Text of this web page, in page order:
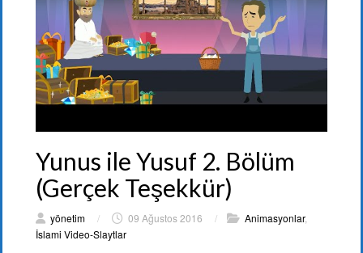
Yunus ile Yusuf 2. Bölüm
(Gerçek Teşekkür)
yönetim / 09 Ağustos 2016 / Animasyonlar,
İslami Video-Slaytlar